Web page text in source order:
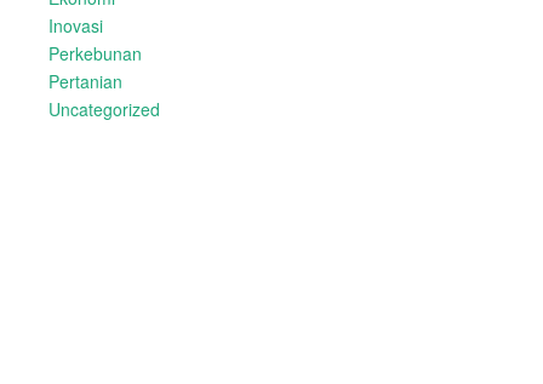
Inovasi
Perkebunan
Pertanian
Uncategorized